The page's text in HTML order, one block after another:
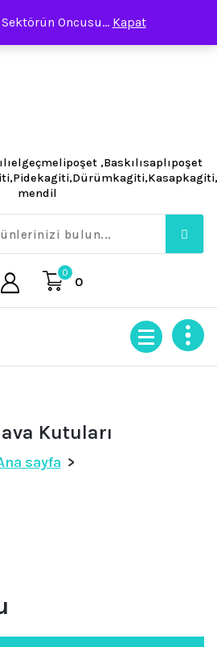
Oncusu... Kapat
,Baskılısaplıpoşet
mendil
0
0
Kutuları
sayfa >